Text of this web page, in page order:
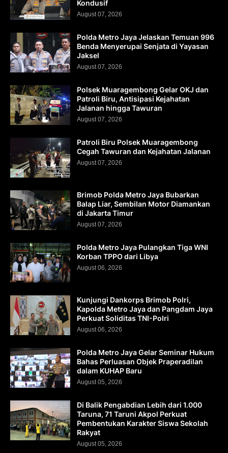
Kondusif
August 07, 2026
Polda Metro Jaya Jelaskan Temuan 996
Benda Menyerupai Senjata di Yayasan
Jaksel
August 07, 2026
Polsek Muaragembong Gelar OKJ dan
Patroli Biru, Antisipasi Kejahatan
Jalanan hingga Tawuran
August 07, 2026
Patroli Biru Polsek Muaragembong
Cegah Tawuran dan Kejahatan Jalanan
August 07, 2026
Brimob Polda Metro Jaya Bubarkan
Balap Liar, Sembilan Motor Diamankan
di Jakarta Timur
August 07, 2026
Polda Metro Jaya Pulangkan Tiga WNI
Korban TPPO dari Libya
August 06, 2026
Kunjungi Dankorps Brimob Polri,
Kapolda Metro Jaya dan Pangdam Jaya
Perkuat Soliditas TNI-Polri
August 06, 2026
Polda Metro Jaya Gelar Seminar Hukum
Bahas Perluasan Objek Praperadilan
dalam KUHAP Baru
August 05, 2026
Di Balik Pengabdian Lebih dari 1.000
Taruna, 71 Taruni Akpol Perkuat
Pembentukan Karakter Siswa Sekolah
Rakyat
August 05, 2026